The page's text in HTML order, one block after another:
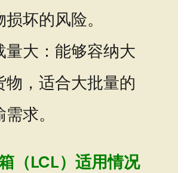
损坏的风险。
量大：能够容纳大
物，适合大批量的
求。
（LCL）适用情况